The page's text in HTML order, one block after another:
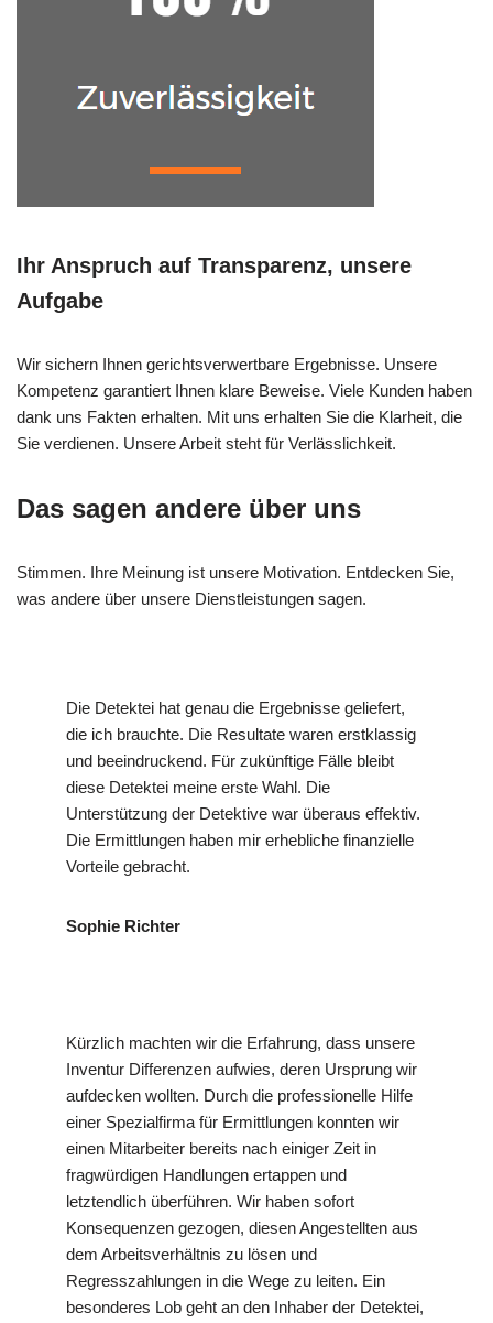
Ihr Anspruch auf Transparenz, unsere
Aufgabe
Wir sichern Ihnen gerichtsverwertbare Ergebnisse. Unsere
Kompetenz garantiert Ihnen klare Beweise. Viele Kunden haben
dank uns Fakten erhalten. Mit uns erhalten Sie die Klarheit, die
Sie verdienen. Unsere Arbeit steht für Verlässlichkeit.
Das sagen andere über uns
Stimmen. Ihre Meinung ist unsere Motivation. Entdecken Sie,
was andere über unsere Dienstleistungen sagen.
Die Detektei hat genau die Ergebnisse geliefert,
die ich brauchte. Die Resultate waren erstklassig
und beeindruckend. Für zukünftige Fälle bleibt
diese Detektei meine erste Wahl. Die
Unterstützung der Detektive war überaus effektiv.
Die Ermittlungen haben mir erhebliche finanzielle
Vorteile gebracht.
Sophie Richter
Kürzlich machten wir die Erfahrung, dass unsere
Inventur Differenzen aufwies, deren Ursprung wir
aufdecken wollten. Durch die professionelle Hilfe
einer Spezialfirma für Ermittlungen konnten wir
einen Mitarbeiter bereits nach einiger Zeit in
fragwürdigen Handlungen ertappen und
letztendlich überführen. Wir haben sofort
Konsequenzen gezogen, diesen Angestellten aus
dem Arbeitsverhältnis zu lösen und
Regresszahlungen in die Wege zu leiten. Ein
besonderes Lob geht an den Inhaber der Detektei,